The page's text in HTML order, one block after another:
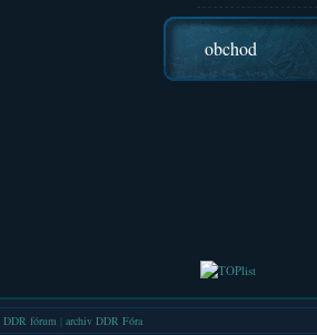
obchod
DDR fórum archiv DDR Fóra